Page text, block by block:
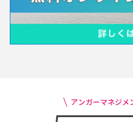
アンガーマネジメ